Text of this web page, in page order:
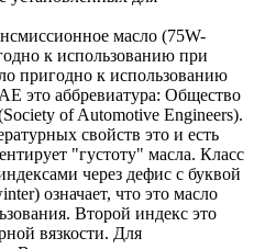
масло (75W-
к использованию при
пригодно к использованию
это аббревиатура: Общество
of Automotive Engineers).
свойств это и есть
"густоту" масла. Класс
через дефис с буквой
означает, что это масло
Второй индекс это
вязкости. Для